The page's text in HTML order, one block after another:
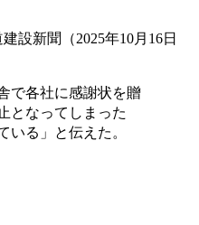
設新聞（2025年10月16日
で各社に感謝状を贈
となってしまった
いる」と伝えた。